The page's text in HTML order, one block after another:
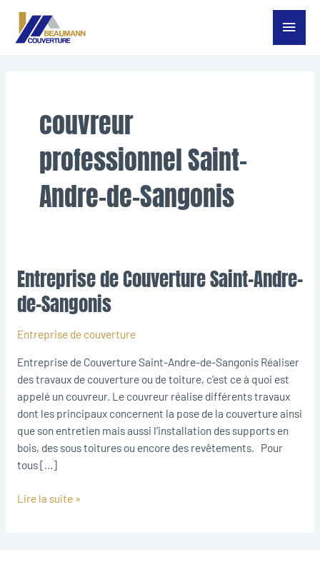
Aller
Menu
couvreur
professionnel Saint-
Andre-de-Sangonis
Entreprise de Couverture Saint-Andre-
de-Sangonis
Entreprise de couverture
Entreprise de Couverture Saint-Andre-de-Sangonis Réaliser
des travaux de couverture ou de toiture, c’est ce à quoi est
appelé un couvreur. Le couvreur réalise différents travaux
dont les principaux concernent la pose de la couverture ainsi
que son entretien mais aussi l’installation des supports en
bois, des sous toitures ou encore des revêtements. Pour
tous […]
Entreprise
de
Couverture
Andre-
de-
Sangonis
Lire la suite »